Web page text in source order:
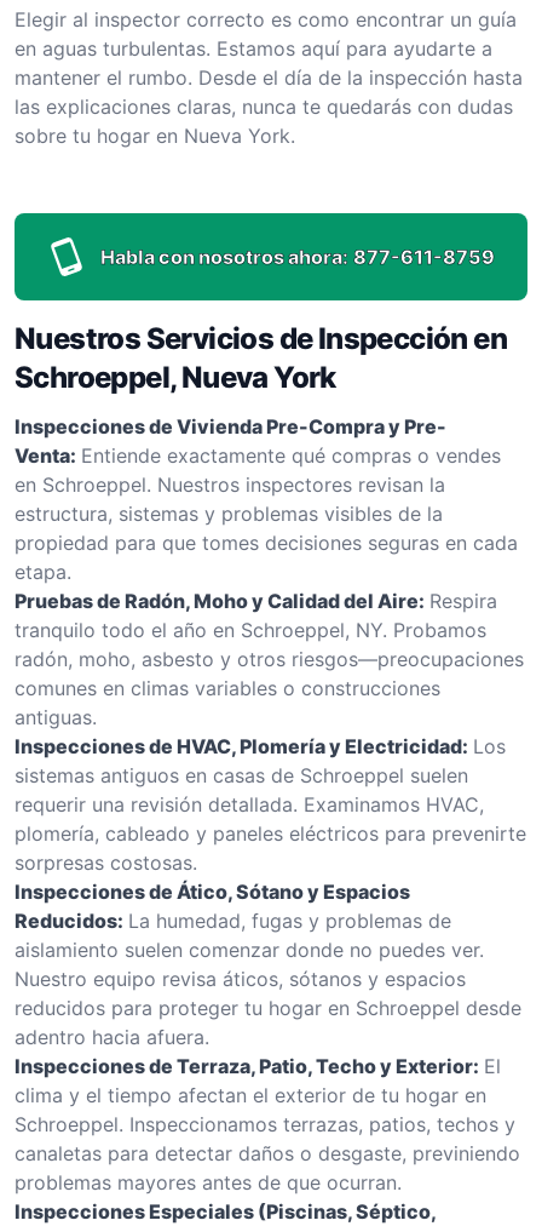
Elegir al inspector correcto es como encontrar un guía
en aguas turbulentas. Estamos aquí para ayudarte a
mantener el rumbo. Desde el día de la inspección hasta
las explicaciones claras, nunca te quedarás con dudas
sobre tu hogar en Nueva York.
Habla con nosotros ahora: 877-611-8759
Nuestros Servicios de Inspección en
Schroeppel, Nueva York
Inspecciones de Vivienda Pre-Compra y Pre-
Venta: Entiende exactamente qué compras o vendes
en Schroeppel. Nuestros inspectores revisan la
estructura, sistemas y problemas visibles de la
propiedad para que tomes decisiones seguras en cada
etapa.
Pruebas de Radón, Moho y Calidad del Aire: Respira
tranquilo todo el año en Schroeppel, NY. Probamos
radón, moho, asbesto y otros riesgos—preocupaciones
comunes en climas variables o construcciones
antiguas.
Inspecciones de HVAC, Plomería y Electricidad: Los
sistemas antiguos en casas de Schroeppel suelen
requerir una revisión detallada. Examinamos HVAC,
plomería, cableado y paneles eléctricos para prevenirte
sorpresas costosas.
Inspecciones de Ático, Sótano y Espacios
Reducidos: La humedad, fugas y problemas de
aislamiento suelen comenzar donde no puedes ver.
Nuestro equipo revisa áticos, sótanos y espacios
reducidos para proteger tu hogar en Schroeppel desde
adentro hacia afuera.
Inspecciones de Terraza, Patio, Techo y Exterior: El
clima y el tiempo afectan el exterior de tu hogar en
Schroeppel. Inspeccionamos terrazas, patios, techos y
canaletas para detectar daños o desgaste, previniendo
problemas mayores antes de que ocurran.
Inspecciones Especiales (Piscinas, Séptico,